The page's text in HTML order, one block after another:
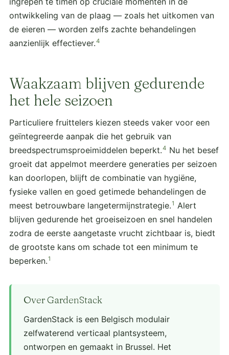
ontwikkeling van de plaag — zoals het uitkomen van
de eieren — worden zelfs zachte behandelingen
aanzienlijk effectiever.4
Waakzaam blijven gedurende
het hele seizoen
Particuliere fruittelers kiezen steeds vaker voor een
geïntegreerde aanpak die het gebruik van
breedspectrumsproeimiddelen beperkt.4 Nu het besef
groeit dat appelmot meerdere generaties per seizoen
kan doorlopen, blijft de combinatie van hygiëne,
fysieke vallen en goed getimede behandelingen de
meest betrouwbare langetermijnstrategie.1 Alert
blijven gedurende het groeiseizoen en snel handelen
zodra de eerste aangetaste vrucht zichtbaar is, biedt
de grootste kans om schade tot een minimum te
beperken.1
Over GardenStack
GardenStack is een Belgisch modulair
zelfwaterend verticaal plantsysteem,
ontworpen en gemaakt in Brussel. Het